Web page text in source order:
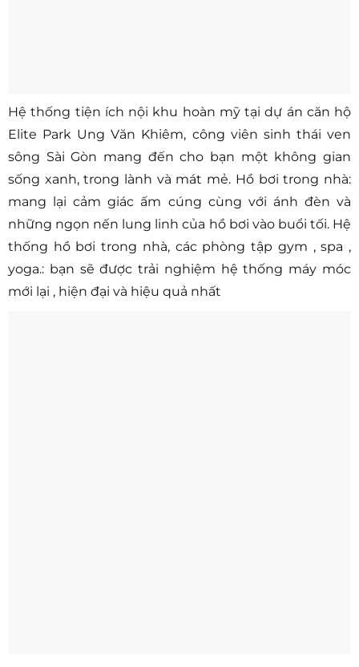
Hệ thống tiện ích nội khu hoàn mỹ tại dự án căn hộ
Elite Park Ung Văn Khiêm, công viên sinh thái ven
sông Sài Gòn mang đến cho bạn một không gian
sống xanh, trong lành và mát mẻ. Hồ bơi trong nhà:
mang lại cảm giác ấm cúng cùng với ánh đèn và
những ngọn nến lung linh của hồ bơi vào buổi tối. Hệ
thống hồ bơi trong nhà, các phòng tập gym , spa ,
yoga.: bạn sẽ được trải nghiệm hệ thống máy móc
mới lại , hiện đại và hiệu quả nhất